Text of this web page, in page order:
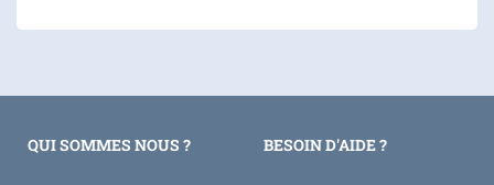
QUI SOMMES NOUS ? BESOIN D'AIDE ?